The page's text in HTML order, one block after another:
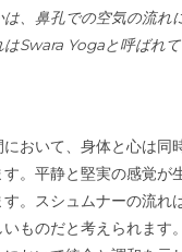
、鼻孔での空気の流れ
Swara Yogaと呼ばれて
おいて、身体と心は同
す。平静と堅実の感覚が
。スシュムナーの流れ
ものだと考えられます